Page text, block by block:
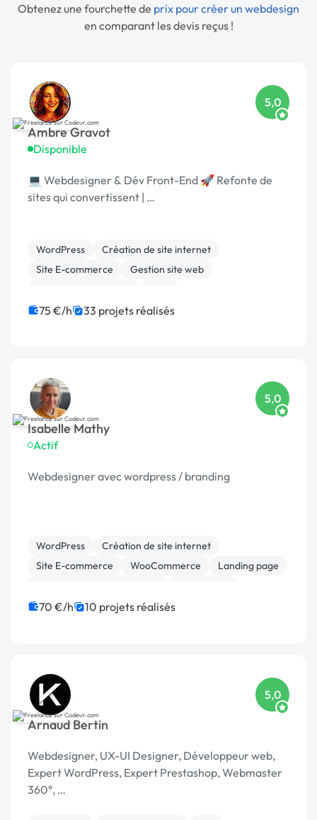
Obtenez une fourchette de prix pour créer un webdesign
en comparant les devis reçus !
Ambre Gravot
Disponible
5,0
💻 Webdesigner & Dév Front-End 🚀 Refonte de
sites qui convertissent | …
WordPress
Création de site internet
Site E-commerce
Gestion site web
Migration ou refonte de site
75 €/h 33 projets réalisés
Isabelle Mathy
Actif
5,0
Webdesigner avec wordpress / branding
WordPress
Création de site internet
Site E-commerce
WooCommerce
Landing page
Gestion de projet
CMS Site clé en main
70 €/h 10 projets réalisés
Arnaud Bertin
5,0
Webdesigner, UX-UI Designer, Développeur web,
Expert WordPress, Expert Prestashop, Webmaster
360°, …